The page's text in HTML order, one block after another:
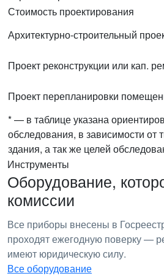
Стоимость проектирования
Архитектурно-строительный
Проект реконструкции или кап.
Проект перепланировки
* — в таблице указана
обследования, в зависимости от
здания, а так же целей
Инструменты
Оборудование,
комиссии
Все приборы внесены в
проходят ежегодную поверку —
имеют юридическую силу.
Все оборудование